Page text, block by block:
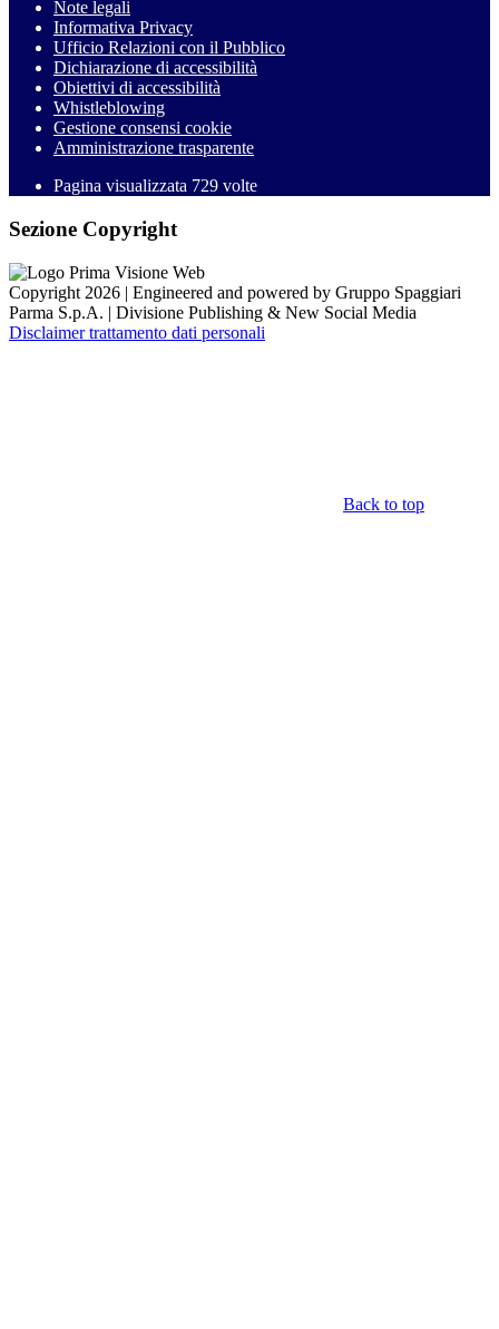
Note legali
Informativa Privacy
Ufficio Relazioni con il Pubblico
Dichiarazione di accessibilità
Obiettivi di accessibilità
Whistleblowing
Gestione consensi cookie
Amministrazione trasparente
Pagina visualizzata 729 volte
Sezione Copyright
Copyright 2026 | Engineered and powered by Gruppo Spaggiari
Parma S.p.A. | Divisione Publishing & New Social Media
Disclaimer trattamento dati personali
Back to top